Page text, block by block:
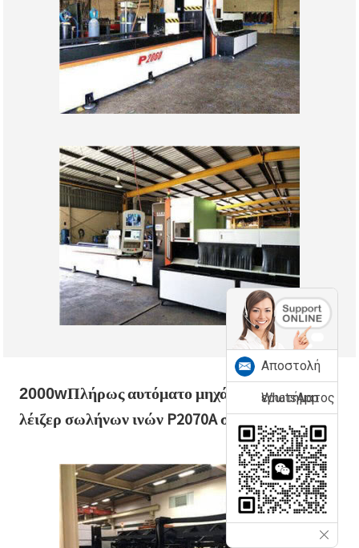
2000wΠλήρως αυτόματο μηχάνημα κοπής
λέιζερ σωλήνων ινών P2070A στην Ταϊβάν
Αποστολή
ερωτήματος
WhatsApp